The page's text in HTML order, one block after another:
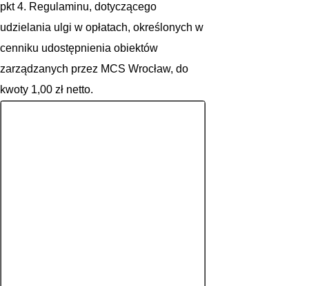
pkt 4. Regulaminu, dotyczącego
udzielania ulgi w opłatach, określonych w
cenniku udostępnienia obiektów
zarządzanych przez MCS Wrocław, do
kwoty 1,00 zł netto.